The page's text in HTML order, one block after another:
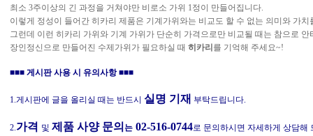
최소 3주이상의 긴 과정을 거쳐야만 비로소 가위 1정이 만들어집니다.
이렇게 정성이 들어간 히카리 제품은 기계가위와는 비교도 할 수 없는 의미와 가치
그런데 이런 히카리 가위와 기계 가위가 단순히 가격으로만 비교될 때는 참으로 안
장인정신으로 만들어진 수제가위가 필요하실 때 히카리 를 기억해 주세요~!
■■■ 게시판 사용 시 유의사항 ■■■
1.게시판에 글을 올리실 때는 반드시 실 명 기재 부탁드립니다.
2.가격 및 제품 사양 문의 는 02-516-0744로 문의하시면 자세하게 상담해